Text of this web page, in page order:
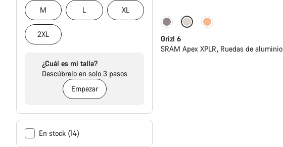
M L XL
2XL
¿Cuál es mi talla?
Descúbrelo en solo 3 pasos
Empezar
En stock (14)
Disponible
Grizl 6
SRAM Apex XPLR, Ruedas de aluminio